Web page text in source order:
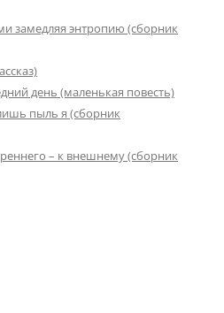
замедляя энтропию (сборник
день (маленькая повесть)
пыль я (сборник
– к внешнему (сборник